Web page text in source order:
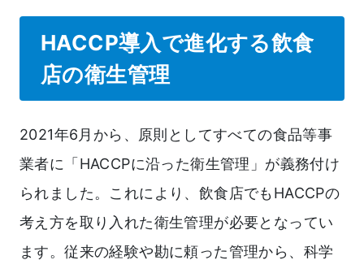
HACCP導入で進化する飲食
店の衛生管理
2021年6月から、原則としてすべての食品等事
業者に「HACCPに沿った衛生管理」が義務付け
られました。これにより、飲食店でもHACCPの
考え方を取り入れた衛生管理が必要となってい
ます。従来の経験や勘に頼った管理から、科学